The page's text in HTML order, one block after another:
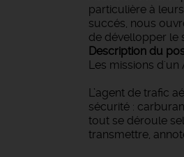
particulière à
succés, nous
de dévellopper le
Description du
Les missions d'un
L’agent de trafic
sécurité :
tout se déroule
transmettre,